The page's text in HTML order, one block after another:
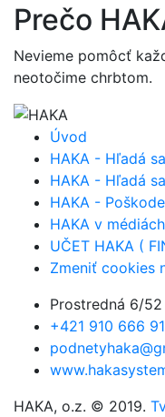
Prečo
Nevieme pomôcť
neotočime chrbtom.
Úvod
HAKA - Hľadá
HAKA - Hľadá
HAKA -
HAKA v médiách
UČET HAKA (
Zmeniť cookies
Prostredná 6/
+421 910 666
HAKA, o.z. © 2019.